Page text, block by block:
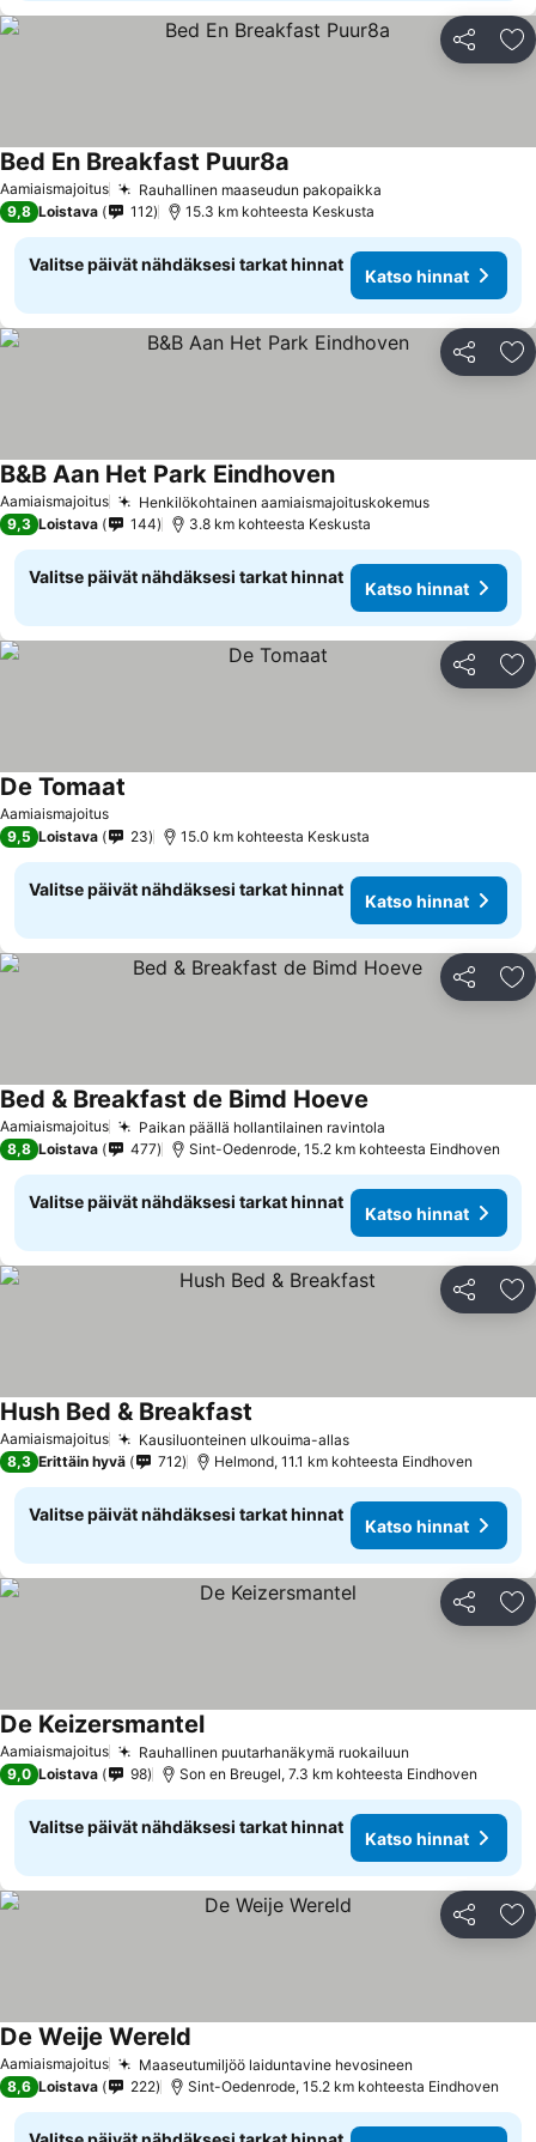
Jaa
Aamiaismajoitus Rauhallinen maaseudun pakopaikka
Bed En Breakfast Puur8a
9,8 Loistava 112 15.3 km kohteesta Keskusta
Valitse päivät nähdäksesi tarkat hinnat
Katso hinnat
Jaa
Aamiaismajoitus Henkilökohtainen aamiaismajoituskokemus
B&B Aan Het Park Eindhoven
9,3 Loistava 144 3.8 km kohteesta Keskusta
Valitse päivät nähdäksesi tarkat hinnat
Katso hinnat
Jaa
Aamiaismajoitus
De Tomaat
9,5 Loistava 23 15.0 km kohteesta Keskusta
Valitse päivät nähdäksesi tarkat hinnat
Katso hinnat
Jaa
Aamiaismajoitus Paikan päällä hollantilainen ravintola
Bed & Breakfast de Bimd Hoeve
8,8 Loistava 477 Sint-Oedenrode, 15.2 km kohteesta Eindhoven
Valitse päivät nähdäksesi tarkat hinnat
Katso hinnat
Jaa
Aamiaismajoitus Kausiluonteinen ulkouima-allas
Hush Bed & Breakfast
8,3 Erittäin hyvä 712 Helmond, 11.1 km kohteesta Eindhoven
Valitse päivät nähdäksesi tarkat hinnat
Katso hinnat
Jaa
Aamiaismajoitus Rauhallinen puutarhanäkymä ruokailuun
De Keizersmantel
9,0 Loistava 98 Son en Breugel, 7.3 km kohteesta Eindhoven
Valitse päivät nähdäksesi tarkat hinnat
Katso hinnat
Jaa
Aamiaismajoitus Maaseutumiljöö laiduntavine hevosineen
De Weije Wereld
8,6 Loistava 222 Sint-Oedenrode, 15.2 km kohteesta Eindhoven